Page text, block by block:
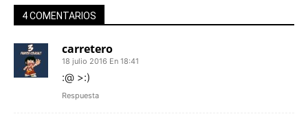
4 COMENTARIOS
carretero
18 julio 2016 En 18:41
:@ >:)
Respuesta